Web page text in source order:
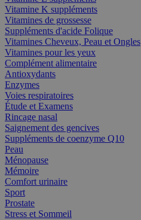
Vitamine K suppléments
Vitamines de grossesse
Suppléments d'acide Folique
Vitamines Cheveux, Peau et Ongles
Vitamines pour les yeux
Complément alimentaire
Antioxydants
Enzymes
Voies respiratoires
Étude et Examens
Rincage nasal
Saignement des gencives
Suppléments de coenzyme Q10
Peau
Ménopause
Mémoire
Comfort urinaire
Sport
Prostate
Stress et Sommeil